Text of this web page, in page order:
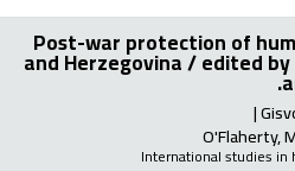
Post-war protection of
and Herzegovina /edited
O'Flaherty,
International studies in